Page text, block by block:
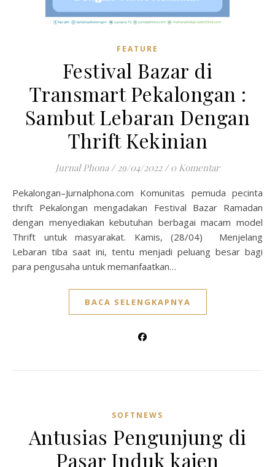
FEATURE
Festival Bazar di
Transmart Pekalongan :
Sambut Lebaran Dengan
Thrift Kekinian
Jurnal Phona / 29/04/2022 / 0 Komentar
Pekalongan–Jurnalphona.com Komunitas pemuda pecinta
thrift Pekalongan mengadakan Festival Bazar Ramadan
dengan menyediakan kebutuhan berbagai macam model
Thrift untuk masyarakat. Kamis, (28/04) Menjelang
Lebaran tiba saat ini, tentu menjadi peluang besar bagi
para pengusaha untuk memanfaatkan…
BACA SELENGKAPNYA
SOFTNEWS
Antusias Pengunjung di
Pasar Induk kajen